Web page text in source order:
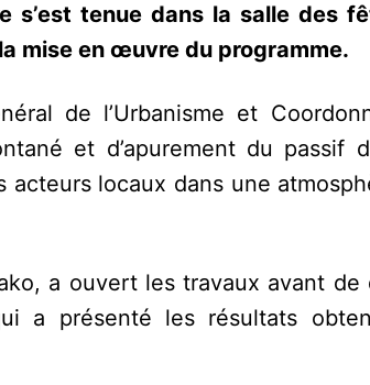
s’est tenue dans la salle des
mise en œuvre du programme.
de l’Urbanisme et
et d’apurement du passif
acteurs locaux dans une
a ouvert les travaux avant de
a présenté les résultats